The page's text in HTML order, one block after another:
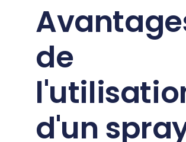
de
d'un